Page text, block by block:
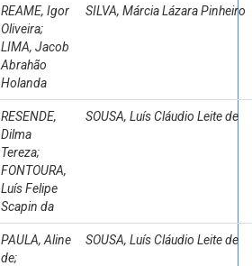
REAME, Igor
Oliveira;
LIMA, Jacob
Abrahão
Holanda
SILVA, Márcia Lázara Pinheiro
RESENDE,
Dilma
Tereza;
FONTOURA,
Luís Felipe
Scapin da
SOUSA, Luís Cláudio Leite de
PAULA, Aline
de;
SOUSA, Luís Cláudio Leite de